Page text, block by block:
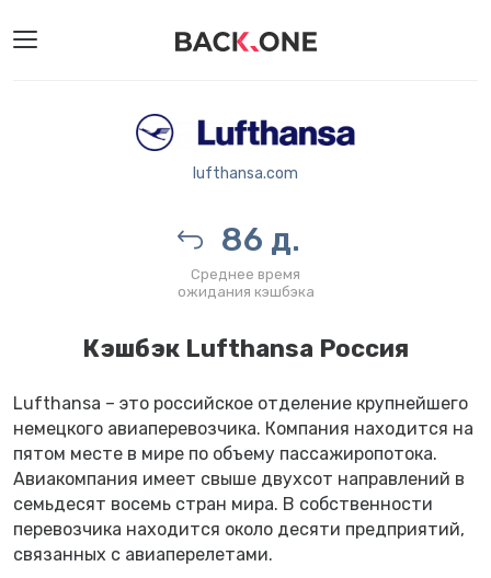
lufthansa.com
86 д.
Среднее время
ожидания кэшбэка
Кэшбэк Lufthansa Россия
Lufthansa – это российское отделение крупнейшего
немецкого авиаперевозчика. Компания находится на
пятом месте в мире по объему пассажиропотока.
Авиакомпания имеет свыше двухсот направлений в
семьдесят восемь стран мира. В собственности
перевозчика находится около десяти предприятий,
связанных с авиаперелетами.